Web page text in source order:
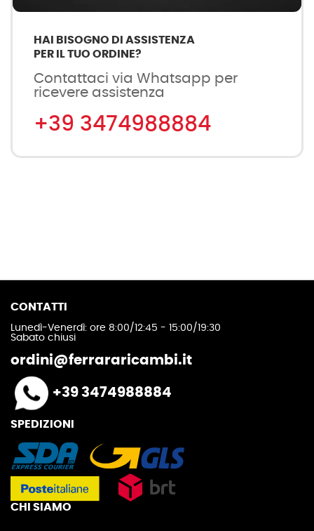
HAI BISOGNO DI ASSISTENZA
PER IL TUO ORDINE?
Contattaci via Whatsapp per
ricevere assistenza
+39 3474988884
CONTATTI
Lunedì-Venerdì: ore 8:00/12:45 - 15:00/19:30
Sabato chiusi
ordini@ferrararicambi.it
+39 3474988884
SPEDIZIONI
CHI SIAMO